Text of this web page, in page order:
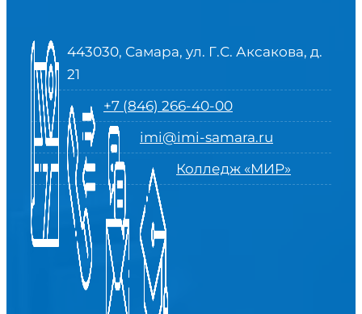
443030, Самара, ул. Г.С. Аксакова, д.
21
+7 (846) 266-40-00
imi@imi-samara.ru
Колледж «МИР»